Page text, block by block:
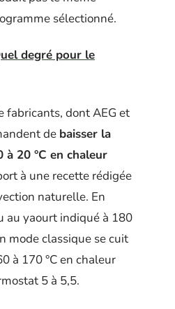
sélectionné.
degré pour le
fabricants, dont AEG et
de baisser la
20 °C en chaleur
à une recette rédigée
naturelle. En
au yaourt indiqué à 180
mode classique se cuit
à 170 °C en chaleur
5 à 5,5.